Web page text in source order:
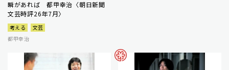
瞬があれば 都甲幸治〈朝日新聞
文芸時評26年7月〉
考える
文芸
都甲幸治